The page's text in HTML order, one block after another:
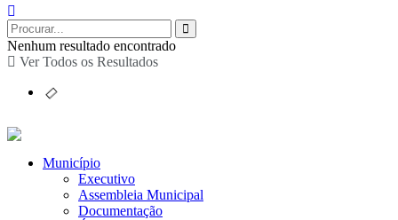
Nenhum resultado encontrado
Ver Todos os Resultados
Município
Executivo
Assembleia Municipal
Documentação